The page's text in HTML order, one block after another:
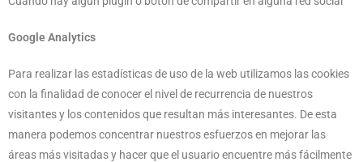
Google Analytics
Para realizar las estadísticas de uso de la web utilizamos las cookies
con la finalidad de conocer el nivel de recurrencia de nuestros
visitantes y los contenidos que resultan más interesantes. De esta
manera podemos concentrar nuestros esfuerzos en mejorar las
áreas más visitadas y hacer que el usuario encuentre más fácilmente